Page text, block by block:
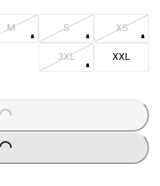
XS
S
M
XXL
3XL
L
.
L
.